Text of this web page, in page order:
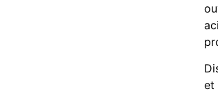
et